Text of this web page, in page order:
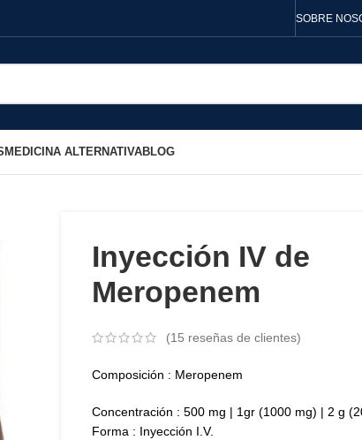
SOBRE
MEDICINA ALTERNATIVABLOG
Inyección IV de
Meropenem
(15 reseñas de clientes)
Composición : Meropenem
Concentración : 500 mg | 1gr (1000 mg) | 2 g
Forma : Inyección I.V.